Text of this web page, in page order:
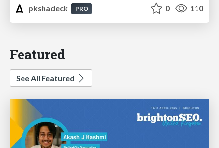
pkshadeck
PRO 0 110
Featured
See All Featured